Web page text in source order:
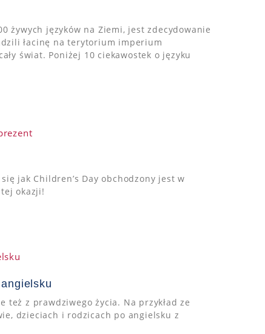
żywych języków na Ziemi, jest zdecydowanie
łacinę na terytorium imperium
świat. Poniżej 10 ciekawostek o języku
jak Children’s Day obchodzony jest w
okazji!
też z prawdziwego życia. Na przykład ze
dzieciach i rodzicach po angielsku z